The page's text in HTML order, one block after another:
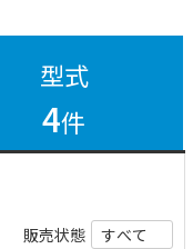
型式
4件
販売状態